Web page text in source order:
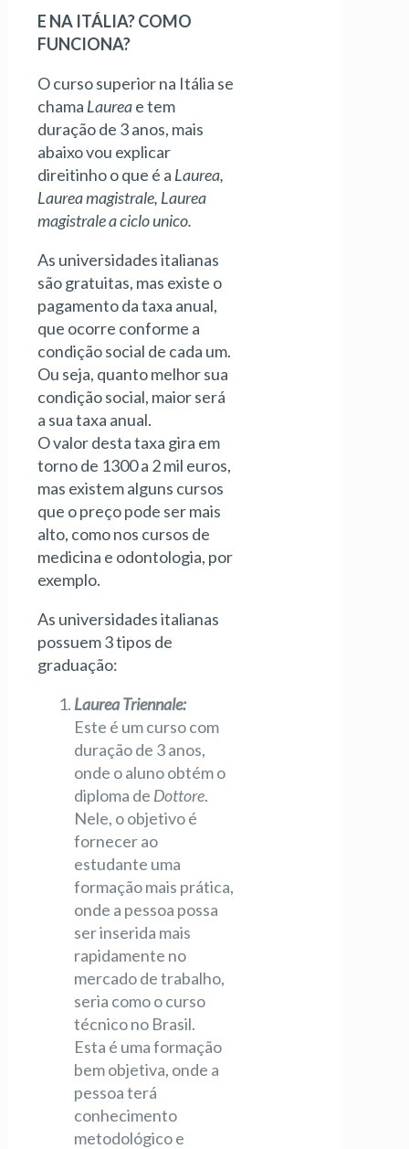
E NA ITÁLIA? COMO
FUNCIONA?
O curso superior na Itália se
chama Laureae tem
duração de 3 anos, mais
abaixo vou explicar
direitinho o que é a Laurea,
Laurea magistrale, Laurea
magistrale a ciclo unico.
As universidades italianas
são gratuitas, mas existe o
pagamento da taxa anual,
que ocorre conforme a
condição social de cada um.
Ou seja, quanto melhor sua
condição social, maior será
a sua taxa anual.
O valor desta taxa gira em
torno de 1300 a 2 mil euros,
mas existem alguns cursos
que o preço pode ser mais
alto, como nos cursos de
medicina e odontologia, por
exemplo.
As universidades italianas
possuem 3 tipos de
graduação:
Laurea Triennale:
Este é um curso com
duração de 3 anos,
onde o aluno obtém o
diploma de Dottore.
Nele, o objetivo é
fornecer ao
estudante uma
formação mais prática,
onde a pessoa possa
ser inserida mais
rapidamente no
mercado de trabalho,
seria como o curso
técnico no Brasil.
Esta é uma formação
bem objetiva, onde a
pessoa terá
conhecimento
metodológico e